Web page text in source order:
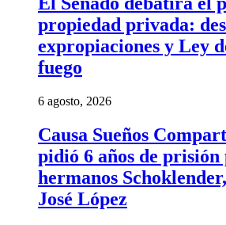
propiedad privada:
expropiaciones y Ley
fuego
6 agosto, 2026
Causa Sueños
pidió 6 años de prisión
hermanos
José López